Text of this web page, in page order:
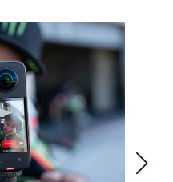
ム
ャー
ア
US